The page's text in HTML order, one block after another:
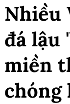
Nhiều
đá lậu
miền
chóng